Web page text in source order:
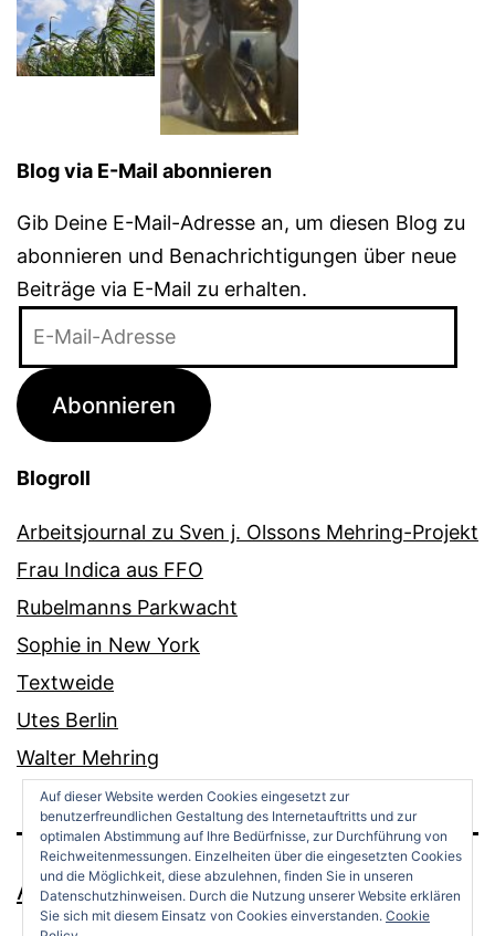
Blog via E-Mail abonnieren
Gib Deine E-Mail-Adresse an, um diesen Blog zu
abonnieren und Benachrichtigungen über neue
Beiträge via E-Mail zu erhalten.
Adresse
Abonnieren
Blogroll
Arbeitsjournal zu Sven j. Olssons Mehring-Projekt
Frau Indica aus FFO
Rubelmanns Parkwacht
Sophie in New York
Textweide
Utes Berlin
Walter Mehring
ANDREAS OPPERMANN
Auf dieser Website werden Cookies eingesetzt zur
benutzerfreundlichen Gestaltung des Internetauftritts und zur
optimalen Abstimmung auf Ihre Bedürfnisse, zur Durchführung von
Reichweitenmessungen. Einzelheiten über die eingesetzten Cookies
und die Möglichkeit, diese abzulehnen, finden Sie in unseren
Datenschutzhinweisen. Durch die Nutzung unserer Website erklären
Sie sich mit diesem Einsatz von Cookies einverstanden. Cookie